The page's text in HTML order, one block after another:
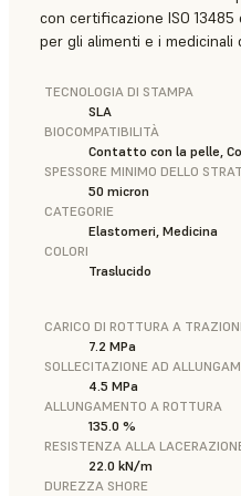
con certificazione ISO
per gli alimenti e i medicinali
TECNOLOGIA DI STAMPA
SLA
BIOCOMPATIBILITÀ
Contatto con la pelle,
SPESSORE MINIMO DELLO
50 micron
CATEGORIE
Elastomeri, Medicina
COLORI
Traslucido
CARICO DI ROTTURA A
7.2 MPa
SOLLECITAZIONE AD
4.5 MPa
ALLUNGAMENTO A ROTTURA
135.0 %
RESISTENZA ALLA
22.0 kN/m
DUREZZA SHORE